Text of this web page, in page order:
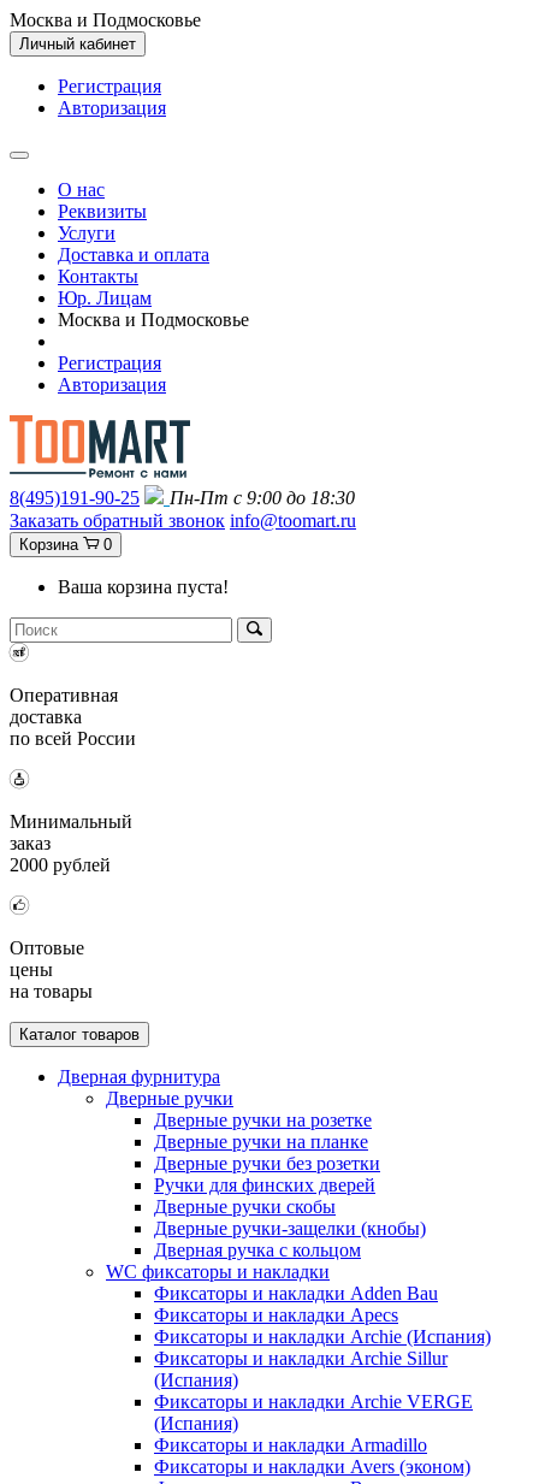
Москва и Подмосковье
Личный кабинет
Регистрация
Авторизация
О нас
Реквизиты
Услуги
Доставка и оплата
Контакты
Юр. Лицам
Москва и Подмосковье
Регистрация
Авторизация
8(495)191-90-25
Пн-Пт с 9:00 до 18:30
Заказать обратный звонок info@toomart.ru
Корзина 0
Ваша корзина пуста!
Оперативная
доставка
по всей России
Минимальный
заказ
2000 рублей
Оптовые
цены
на товары
Каталог товаров
Дверная фурнитура
Дверные ручки
Дверные ручки на розетке
Дверные ручки на планке
Дверные ручки без розетки
Ручки для финских дверей
Дверные ручки скобы
Дверные ручки-защелки (кнобы)
Дверная ручка с кольцом
WC фиксаторы и накладки
Фиксаторы и накладки Adden Bau
Фиксаторы и накладки Apecs
Фиксаторы и накладки Archie (Испания)
Фиксаторы и накладки Archie Sillur
(Испания)
Фиксаторы и накладки Archie VERGE
(Испания)
Фиксаторы и накладки Armadillo
Фиксаторы и накладки Avers (эконом)